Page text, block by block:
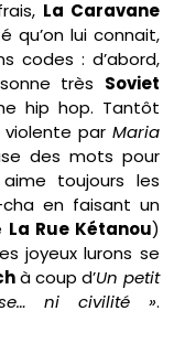
La Caravane
qu’on lui connait,
codes : d’abord,
très Soviet
hip hop. Tantôt
par Maria
des mots pour
toujours les
en faisant un
La Rue Kétanou)
joyeux lurons se
à coup d’Un petit
ni civilité ».